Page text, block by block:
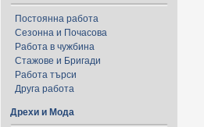
Постоянна работа
Сезонна и Почасова
Работа в чужбина
Стажове и Бригади
Работа търси
Друга работа
Дрехи и Мода